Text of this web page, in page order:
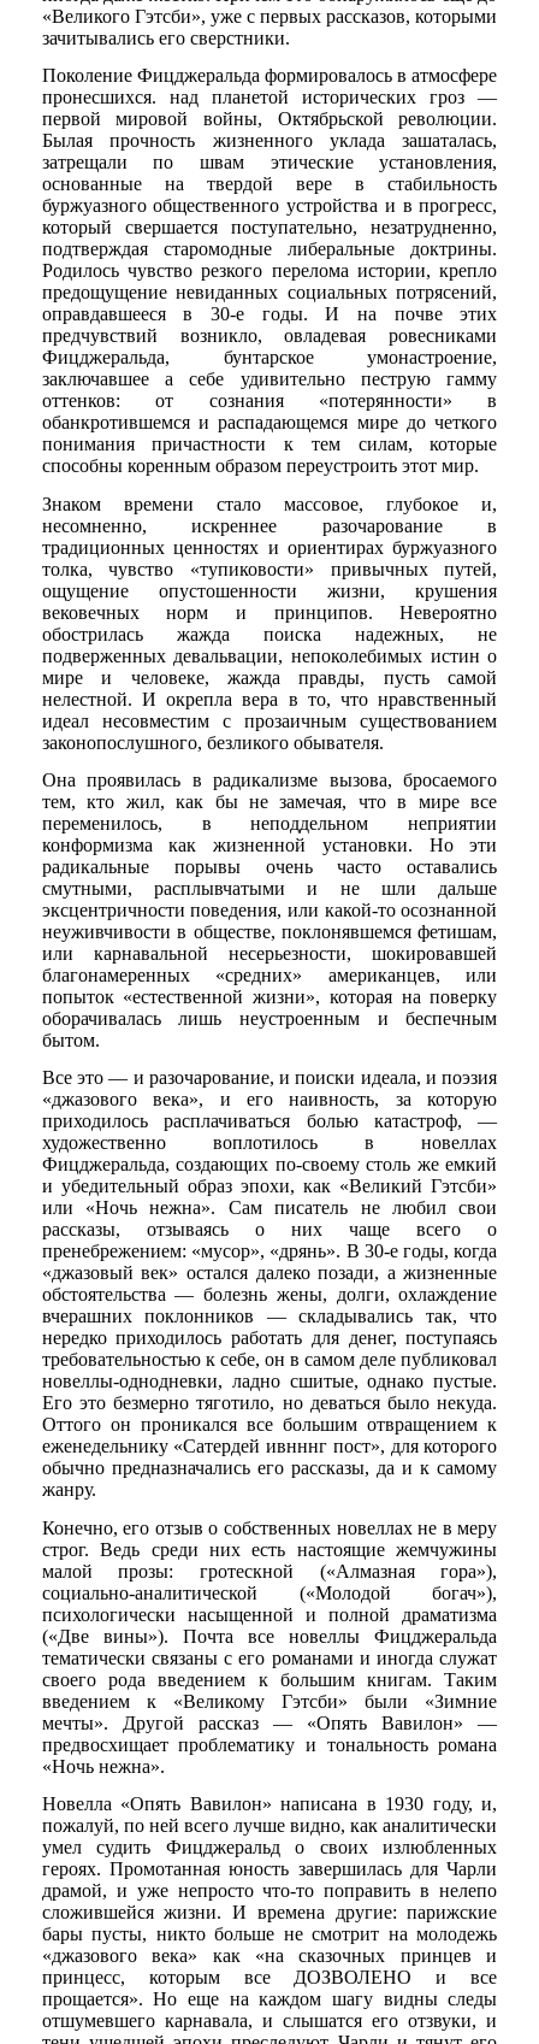
«Великого Гэтсби», уже с первых рассказов, которыми
зачитывались его сверстники.
Поколение Фицджеральда формировалось в атмосфере
пронесшихся. над планетой исторических гроз —
первой мировой войны, Октябрьской революции.
Былая прочность жизненного уклада зашаталась,
затрещали по швам этические установления,
основанные на твердой вере в стабильность
буржуазного общественного устройства и в прогресс,
который свершается поступательно, незатрудненно,
подтверждая старомодные либеральные доктрины.
Родилось чувство резкого перелома истории, крепло
предощущение невиданных социальных потрясений,
оправдавшееся в 30-е годы. И на почве этих
предчувствий возникло, овладевая ровесниками
Фицджеральда, бунтарское умонастроение,
заключавшее а себе удивительно пеструю гамму
оттенков: от сознания «потерянности» в
обанкротившемся и распадающемся мире до четкого
понимания причастности к тем силам, которые
способны коренным образом переустроить этот мир.
Знаком времени стало массовое, глубокое и,
несомненно, искреннее разочарование в
традиционных ценностях и ориентирах буржуазного
толка, чувство «тупиковости» привычных путей,
ощущение опустошенности жизни, крушения
вековечных норм и принципов. Невероятно
обострилась жажда поиска надежных, не
подверженных девальвации, непоколебимых истин о
мире и человеке, жажда правды, пусть самой
нелестной. И окрепла вера в то, что нравственный
идеал несовместим с прозаичным существованием
законопослушного, безликого обывателя.
Она проявилась в радикализме вызова, бросаемого
тем, кто жил, как бы не замечая, что в мире все
переменилось, в неподдельном неприятии
конформизма как жизненной установки. Но эти
радикальные порывы очень часто оставались
смутными, расплывчатыми и не шли дальше
эксцентричности поведения, или какой-то осознанной
неуживчивости в обществе, поклонявшемся фетишам,
или карнавальной несерьезности, шокировавшей
благонамеренных «средних» американцев, или
попыток «естественной жизни», которая на поверку
оборачивалась лишь неустроенным и беспечным
бытом.
Все это — и разочарование, и поиски идеала, и поэзия
«джазового века», и его наивность, за которую
приходилось расплачиваться болью катастроф, —
художественно воплотилось в новеллах
Фицджеральда, создающих по-своему столь же емкий
и убедительный образ эпохи, как «Великий Гэтсби»
или «Ночь нежна». Сам писатель не любил свои
рассказы, отзываясь о них чаще всего о
пренебрежением: «мусор», «дрянь». В 30-е годы, когда
«джазовый век» остался далеко позади, а жизненные
обстоятельства — болезнь жены, долги, охлаждение
вчерашних поклонников — складывались так, что
нередко приходилось работать для денег, поступаясь
требовательностью к себе, он в самом деле публиковал
новеллы-однодневки, ладно сшитые, однако пустые.
Его это безмерно тяготило, но деваться было некуда.
Оттого он проникался все большим отвращением к
еженедельнику «Сатердей ивнннг пост», для которого
обычно предназначались его рассказы, да и к самому
жанру.
Конечно, его отзыв о собственных новеллах не в меру
строг. Ведь среди них есть настоящие жемчужины
малой прозы: гротескной («Алмазная гора»),
социально-аналитической («Молодой богач»),
психологически насыщенной и полной драматизма
(«Две вины»). Почта все новеллы Фицджеральда
тематически связаны с его романами и иногда служат
своего рода введением к большим книгам. Таким
введением к «Великому Гэтсби» были «Зимние
мечты». Другой рассказ — «Опять Вавилон» —
предвосхищает проблематику и тональность романа
«Ночь нежна».
Новелла «Опять Вавилон» написана в 1930 году, и,
пожалуй, по ней всего лучше видно, как аналитически
умел судить Фицджеральд о своих излюбленных
героях. Промотанная юность завершилась для Чарли
драмой, и уже непросто что-то поправить в нелепо
сложившейся жизни. И времена другие: парижские
бары пусты, никто больше не смотрит на молодежь
«джазового века» как «на сказочных принцев и
принцесс, которым все ДОЗВОЛЕНО и все
прощается». Но еще на каждом шагу видны следы
отшумевшего карнавала, и слышатся его отзвуки, и